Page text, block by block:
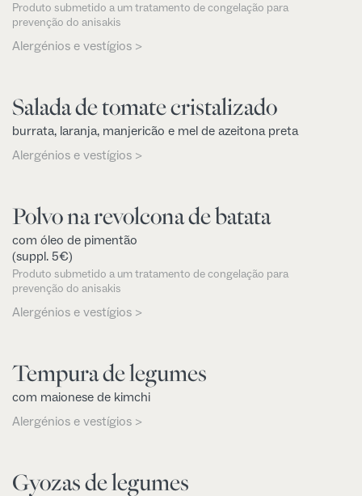
Produto submetido a um tratamento de congelação para
prevenção do anisakis
Alergénios e vestígios >
Salada de tomate cristalizado
burrata, laranja, manjericão e mel de azeitona preta
Alergénios e vestígios >
Polvo na revolcona de batata
com óleo de pimentão
(suppl. 5€)
Produto submetido a um tratamento de congelação para
prevenção do anisakis
Alergénios e vestígios >
Tempura de legumes
com maionese de kimchi
Alergénios e vestígios >
Gyozas de legumes